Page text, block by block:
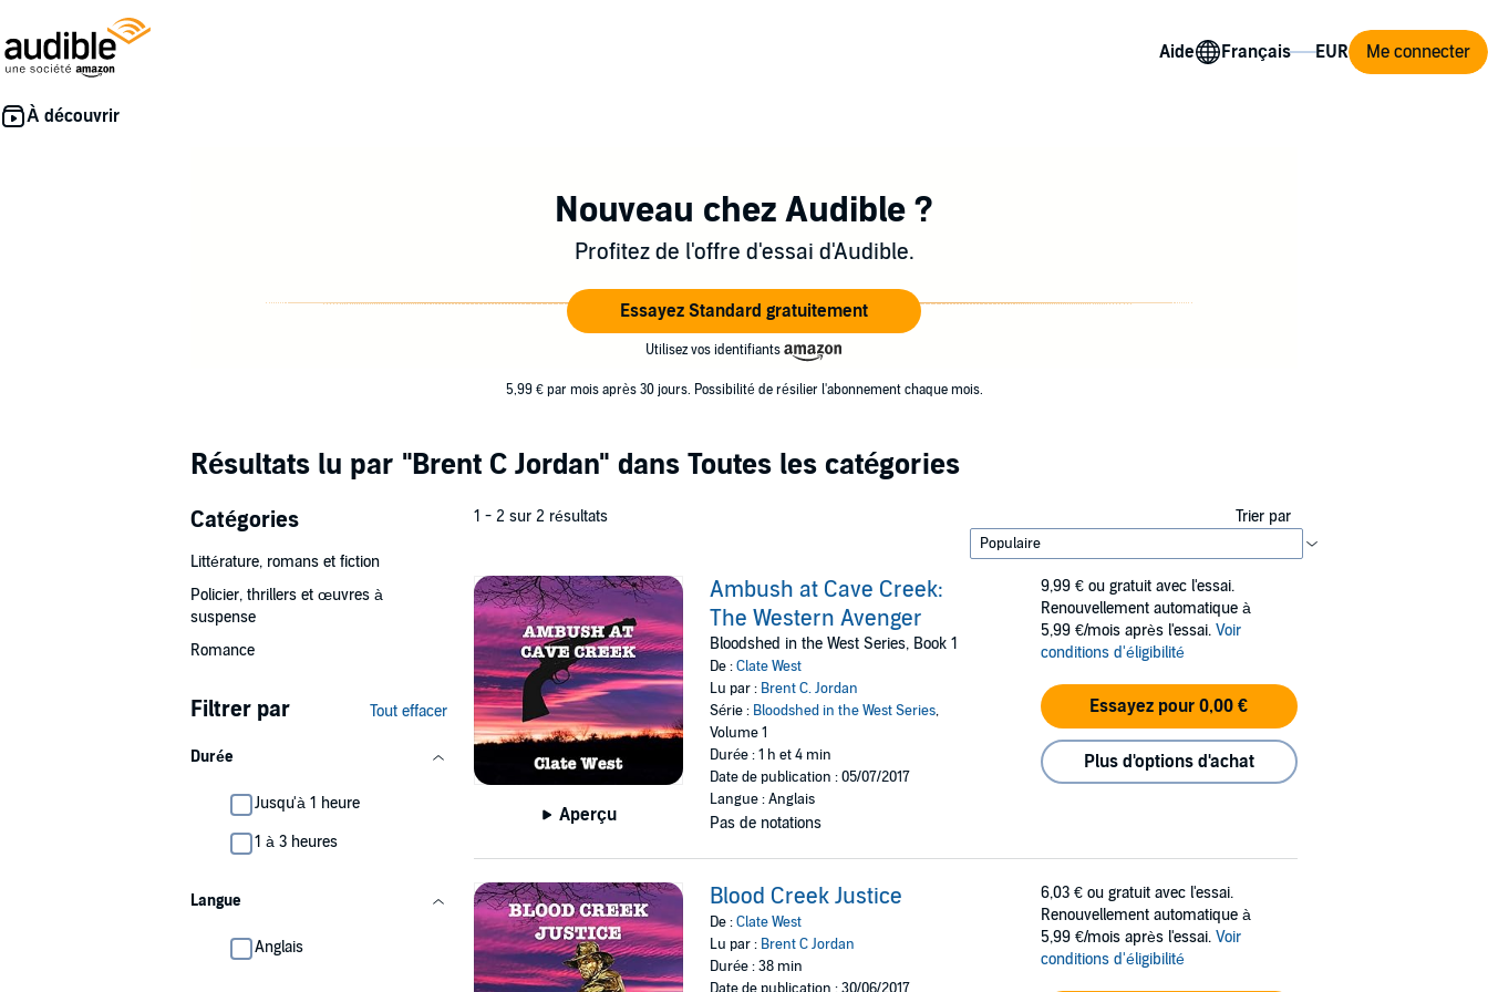
Aide Me connecter
Nouveau chez Audible ?
Profitez de l'offre d'essai d'Audible.
Essayez Standard gratuitement
Utilisez vos identifiants
5,99 € par mois après 30 jours. Possibilité de résilier l'abonnement chaque mois.
Résultats lu par "Brent C Jordan" dans Toutes les catégories
Catégories
Littérature, romans et fiction
Policier, thrillers et œuvres à
suspense
Romance
Filtrer par Tout effacer
Durée
Jusqu'à 1 heure
1 à 3 heures
Langue
Anglais
1 - 2 sur 2 résultats Trier par
Aperçu
Ambush at Cave Creek:
The Western Avenger
Bloodshed in the West Series, Book 1
De :Clate West
Lu par : Brent C. Jordan
Série : Bloodshed in the West Series,
Volume 1
Durée : 1 h et 4 min
Date de publication : 05/07/2017
Langue : Anglais
Pas de notations
9,99 € ou gratuit avec l'essai.
Renouvellement automatique à
5,99 €/mois après l'essai. Voir
conditions d'éligibilité
Essayez pour 0,00 €
Plus d'options d'achat
Blood Creek Justice
De :Clate West
Lu par : Brent C Jordan
Durée : 38 min
6,03 € ou gratuit avec l'essai.
Renouvellement automatique à
5,99 €/mois après l'essai. Voir
conditions d'éligibilité